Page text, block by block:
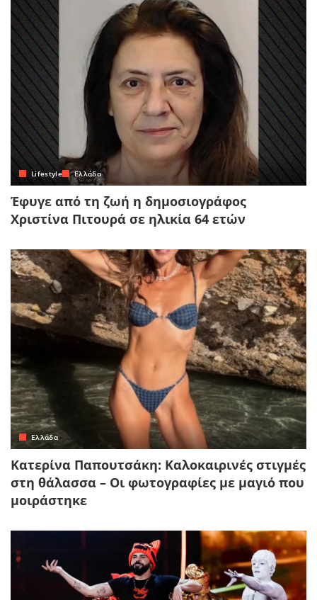
Lifestyle Ελλάδα
Έφυγε από τη ζωή η δημοσιογράφος
Χριστίνα Πιτουρά σε ηλικία 64 ετών
Ελλάδα
Κατερίνα Παπουτσάκη: Καλοκαιρινές στιγμές
στη θάλασσα – Οι φωτογραφίες με μαγιό που
μοιράστηκε